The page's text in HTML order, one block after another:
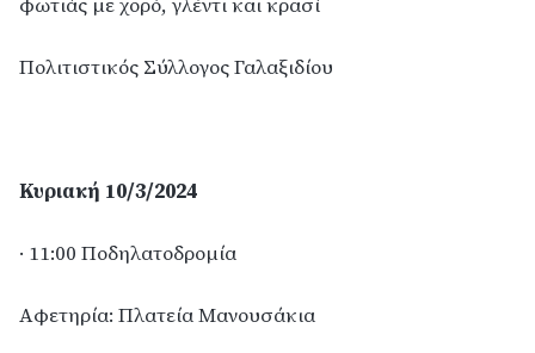
φωτιάς με χορό, γλέντι και κρασί
Πολιτιστικός Σύλλογος Γαλαξιδίου
Κυριακή 10/3/2024
· 11:00 Ποδηλατοδρομία
Αφετηρία: Πλατεία Μανουσάκια